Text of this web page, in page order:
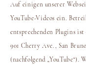
Auf einigen unserer
YouTube-Videos ein.
entsprechenden Plugins
901 Cherry Ave., San
(nachfolgend „YouTube“).